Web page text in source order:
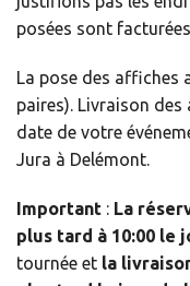
posées sont
La pose des affiches
paires). Livraison
date de votre
Jura à Delémont.
Important : La
plus tard à 10:00 le
tournée et la